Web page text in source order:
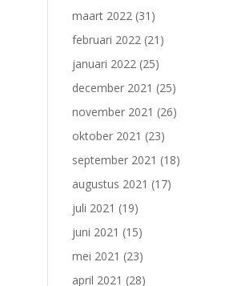
maart 2022 (31)
februari 2022 (21)
januari 2022 (25)
december 2021 (25)
november 2021 (26)
oktober 2021 (23)
september 2021 (18)
augustus 2021 (17)
juli 2021 (19)
juni 2021 (15)
mei 2021 (23)
april 2021 (28)